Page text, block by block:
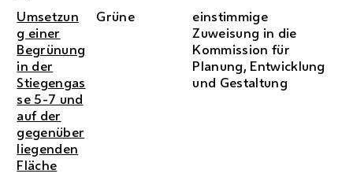
Umsetzun
g einer
Begrünung
in der
Stiegengas
se 5-7 und
auf der
gegenüber
liegenden
Fläche
Grüne
einstimmige
Zuweisung in die
Kommission für
Planung, Entwicklung
und Gestaltung